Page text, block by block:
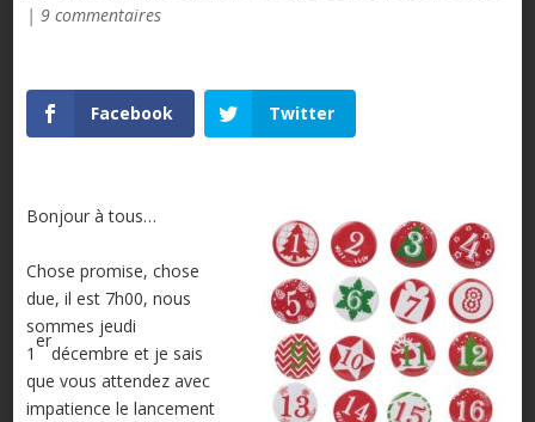
| 9 commentaires
Facebook Twitter
Bonjour à tous…
Chose promise, chose
due, il est 7h00, nous
sommes jeudi
1
er
décembre et je sais
que vous attendez avec
impatience le lancement